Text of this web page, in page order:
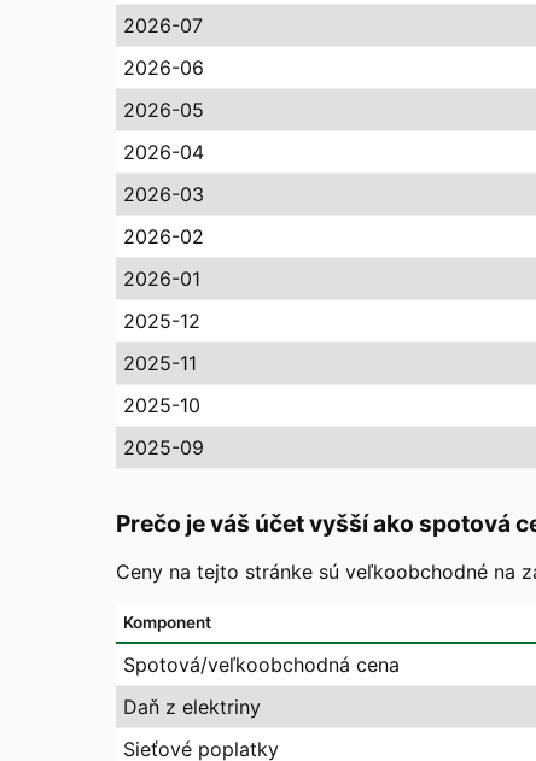
2026-07
2026-06
2026-05
2026-04
2026-03
2026-02
2026-01
2025-12
2025-11
2025-10
2025-09
Prečo je váš účet vyšší ako spotová
Ceny na tejto stránke sú veľkoobchodné na
Komponent
Spotová/veľkoobchodná cena
Daň z elektriny
Sieťové poplatky